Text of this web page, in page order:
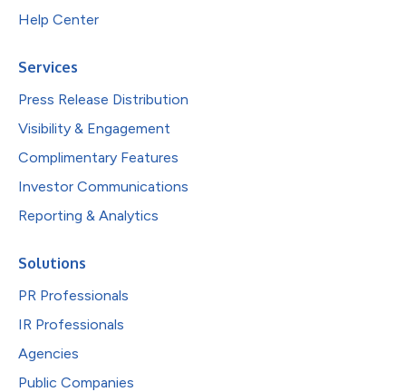
Help Center
Services
Press Release Distribution
Visibility & Engagement
Complimentary Features
Investor Communications
Reporting & Analytics
Solutions
PR Professionals
IR Professionals
Agencies
Public Companies